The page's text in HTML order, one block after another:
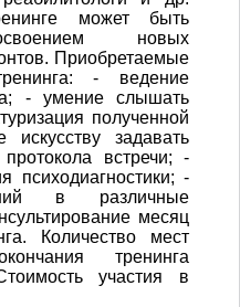
может быть
новых
Приобретаемые
- ведение
- умение слышать
полученной
задавать
встречи; -
психодиагностики; -
в различные
месяц
Количество мест
тренинга
участия в